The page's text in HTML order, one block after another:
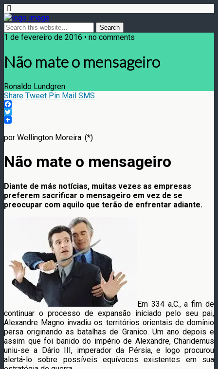
1 de fevereiro de 2016 • no comments
Não mate o mensageiro
Ronaldo Lundgren
Share Tweet Pin Mail SMS
Facebook
Twitter
por Wellington Moreira. (*)
Não mate o mensageiro
Diante de más notícias, muitas vezes as empresas
preferem sacrificar o mensageiro em vez de se
preocupar com aquilo que terão de enfrentar adiante.
Em 334 a.C., a fim de
continuar o processo de expansão iniciado pelo seu pai,
Alexandre Magno invadiu os territórios orientais de domínio
persa originando as batalhas de Granico. Um ano depois e
assim que foi banido do império de Alexandre, Charidemus
uniu-se a Dário III, imperador da Pérsia, e logo procurou
alertá-lo sobre possíveis equívocos existentes em sua